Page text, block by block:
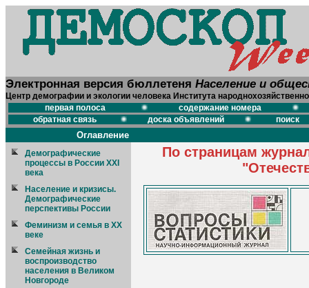
Электронная версия бюллетеня Население и
Центр демографии и экологии человека Института
первая полоса
содержание номера
обратная связь
доска объявлений поиск
Оглавление
Демографические
процессы в России XXI
века
Население и кризисы.
Демографические
перспективы России
Феминизм и семья в XX
веке
Семейная жизнь и
воспроизводство
населения в Великом
Новгороде
По страницам